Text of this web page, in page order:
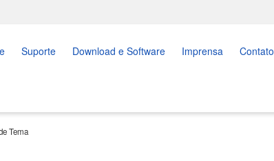
Suporte Download e Software Imprensa Contato
Tema